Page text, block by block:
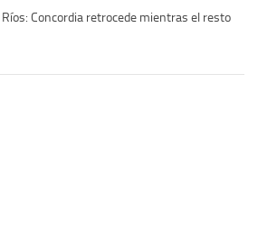
Concordia retrocede mientras el resto